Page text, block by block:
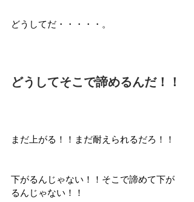
どうしてだ・・・・・。
どうしてそこで諦めるんだ！！
まだ上がる！！まだ耐えられるだろ！！
下がるんじゃない！！そこで諦めて下が
るんじゃない！！